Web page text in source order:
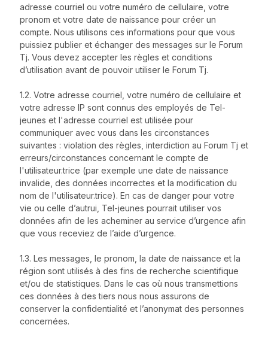
adresse courriel ou votre numéro de cellulaire, votre
pronom et votre date de naissance pour créer un
compte. Nous utilisons ces informations pour que vous
puissiez publier et échanger des messages sur le Forum
Tj. Vous devez accepter les règles et conditions
d’utilisation avant de pouvoir utiliser le Forum Tj.
1.2. Votre adresse courriel, votre numéro de cellulaire et
votre adresse IP sont connus des employés de Tel-
jeunes et l'adresse courriel est utilisée pour
communiquer avec vous dans les circonstances
suivantes : violation des règles, interdiction au Forum Tj et
erreurs/circonstances concernant le compte de
l'utilisateur.trice (par exemple une date de naissance
invalide, des données incorrectes et la modification du
nom de l'utilisateur.trice). En cas de danger pour votre
vie ou celle d’autrui, Tel-jeunes pourrait utiliser vos
données afin de les acheminer au service d’urgence afin
que vous receviez de l’aide d’urgence.
1.3. Les messages, le pronom, la date de naissance et la
région sont utilisés à des fins de recherche scientifique
et/ou de statistiques. Dans le cas où nous transmettions
ces données à des tiers nous nous assurons de
conserver la confidentialité et l’anonymat des personnes
concernées.